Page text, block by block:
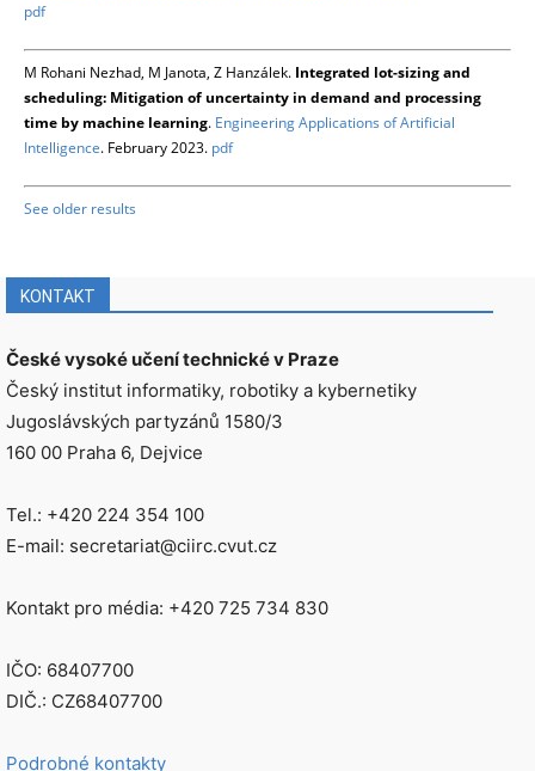
pdf
M Rohani Nezhad, M Janota, Z Hanzálek. Integrated lot-sizing and
scheduling: Mitigation of uncertainty in demand and processing
time by machine learning. Engineering Applications of Artificial
Intelligence. February 2023. pdf
See older results
KONTAKT
České vysoké učení technické v Praze
Český institut informatiky, robotiky a kybernetiky
Jugoslávských partyzánů 1580/3
160 00 Praha 6, Dejvice
Tel.: +420 224 354 100
E-mail: secretariat@ciirc.cvut.cz
Kontakt pro média: +420 725 734 830
IČO: 68407700
DIČ.: CZ68407700
Podrobné kontakty